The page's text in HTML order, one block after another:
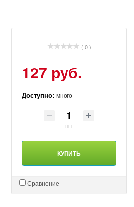
( 0 )
127 руб.
Доступно: много
шт
КУПИТЬ
Сравнение